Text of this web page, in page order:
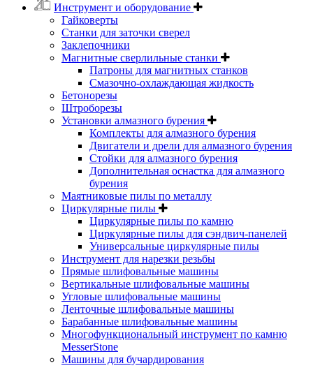
Инструмент и оборудование
Гайковерты
Станки для заточки сверел
Заклепочники
Магнитные сверлильные станки
Патроны для магнитных станков
Смазочно-охлаждающая жидкость
Бетонорезы
Штроборезы
Установки алмазного бурения
Комплекты для алмазного бурения
Двигатели и дрели для алмазного бурения
Стойки для алмазного бурения
Дополнительная оснастка для алмазного
бурения
Маятниковые пилы по металлу
Циркулярные пилы
Циркулярные пилы по камню
Циркулярные пилы для сэндвич-панелей
Универсальные циркулярные пилы
Инструмент для нарезки резьбы
Прямые шлифовальные машины
Вертикальные шлифовальные машины
Угловые шлифовальные машины
Ленточные шлифовальные машины
Барабанные шлифовальные машины
Многофункциональный инструмент по камню
MesserStone
Машины для бучардирования